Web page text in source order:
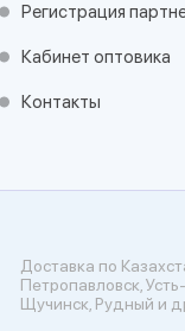
Регистрация
Кабинет оптовика
Контакты
Доставка по
Петропавловск,
Щучинск, Рудный и